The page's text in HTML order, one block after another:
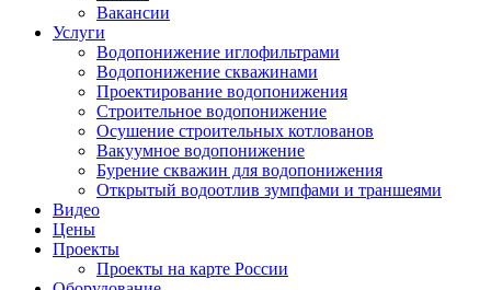
Вакансии
Услуги
Водопонижение иглофильтрами
Водопонижение скважинами
Проектирование водопонижения
Строительное водопонижение
Осушение строительных котлованов
Вакуумное водопонижение
Бурение скважин для водопонижения
Открытый водоотлив зумпфами и траншеями
Видео
Цены
Проекты
Проекты на карте России